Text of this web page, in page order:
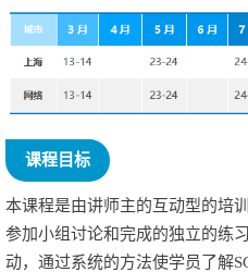
课程目标
本课程是由讲师主的互动型的培
参加小组讨论和完成的独立的练
动，通过系统的方法使学员了解